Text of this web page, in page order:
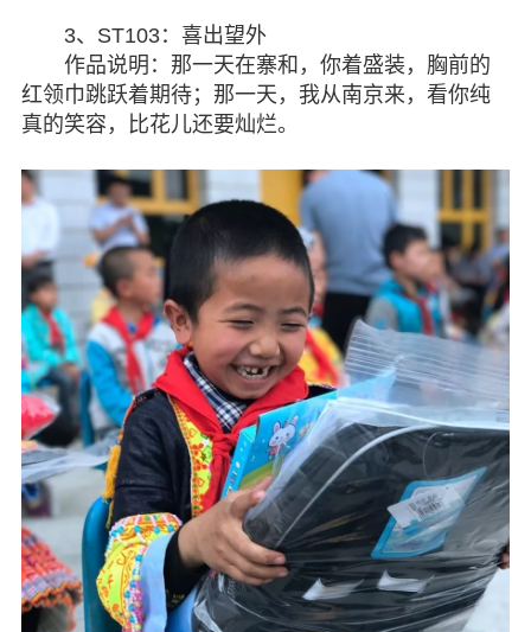
3、ST103：喜出望外
作品说明：那一天在寨和，你着盛装，胸前的
红领巾跳跃着期待；那一天，我从南京来，看你纯
真的笑容，比花儿还要灿烂。